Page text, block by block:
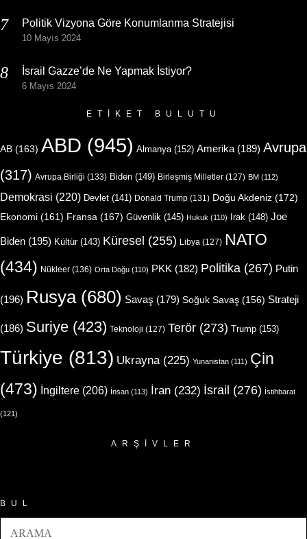
Politik Vizyona Göre Konumlanma Stratejisi
10 Mayıs 2024
İsrail Gazze’de Ne Yapmak İstiyor?
6 Mayıs 2024
ETIKET BULUTU
AB (163) ABD (945) Almanya (152) Amerika (189) Avrupa
(317) Avrupa Birliği (133) Biden (149) Birleşmiş Milletler (127) BM (112)
Demokrasi (220) Devlet (141) Donald Trump (131) Doğu Akdeniz (172)
Ekonomi (161) Fransa (167) Güvenlik (145) Hukuk (110) Irak (148) Joe
Biden (195) Kültür(143) Küresel (255) Libya (127) NATO
(434) Nükleer (136) Orta Doğu (110) PKK (182) Politika (267) Putin
(196) Rusya(680) Savaş (179) Soğuk Savaş (156) Strateji
(186) Suriye (423) Teknoloji (127) Terör (273) Trump (153)
Türkiye (813) Ukrayna (225) Yunanistan (111) Çin
(473) İngiltere (206) İnsan (113) İran (232) İsrail (276) İstihbarat
(121)
ARŞIVLER
BUL